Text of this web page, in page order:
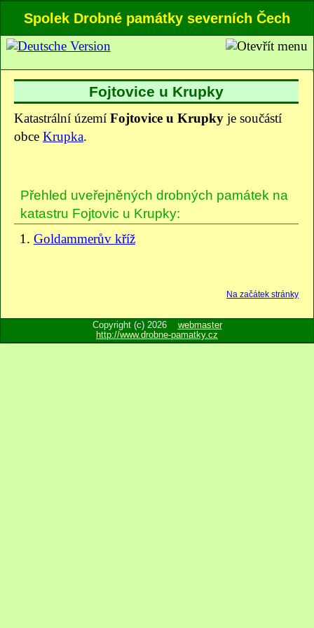
Spolek Drobné památky severních Čech
Fojtovice u Krupky
Katastrální území Fojtovice u Krupkyje součástí
obce Krupka.
Přehled uveřejněných drobných památek na
katastru Fojtovic u Krupky:
Goldammerův kříž
Na začátek stránky
Copyright (c) 2026 webmaster
http://www.drobne-pamatky.cz